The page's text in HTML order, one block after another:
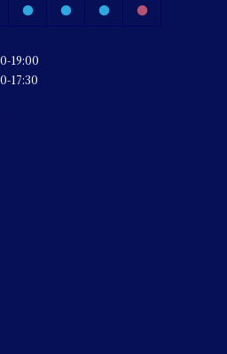
● ● ● ●
19:00
17:30